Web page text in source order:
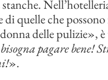
quelle che possono
delle pulizie»,
pagare bene!
».